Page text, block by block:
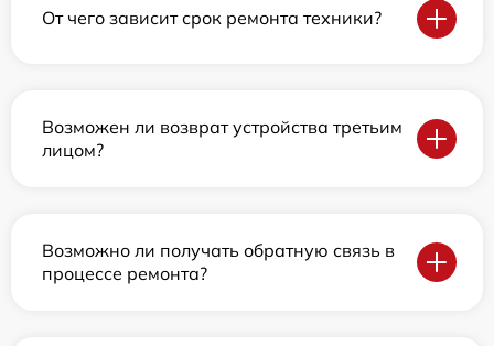
От чего зависит срок ремонта техники?
Возможен ли возврат устройства третьим
лицом?
Возможно ли получать обратную связь в
процессе ремонта?